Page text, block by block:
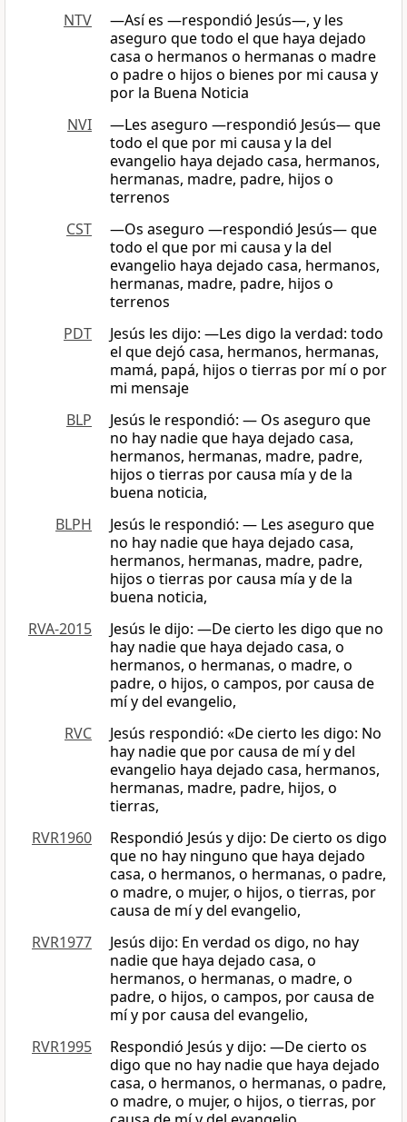
NTV
—Así es —respondió Jesús—, y les
aseguro que todo el que haya dejado
casa o hermanos o hermanas o madre
o padre o hijos o bienes por mi causa y
por la Buena Noticia
NVI
—Les aseguro —respondió Jesús— que
todo el que por mi causa y la del
evangelio haya dejado casa, hermanos,
hermanas, madre, padre, hijos o
terrenos
CST
―Os aseguro —respondió Jesús— que
todo el que por mi causa y la del
evangelio haya dejado casa, hermanos,
hermanas, madre, padre, hijos o
terrenos
PDT
Jesús les dijo: —Les digo la verdad: todo
el que dejó casa, hermanos, hermanas,
mamá, papá, hijos o tierras por mí o por
mi mensaje
BLP
Jesús le respondió: — Os aseguro que
no hay nadie que haya dejado casa,
hermanos, hermanas, madre, padre,
hijos o tierras por causa mía y de la
buena noticia,
BLPH
Jesús le respondió: — Les aseguro que
no hay nadie que haya dejado casa,
hermanos, hermanas, madre, padre,
hijos o tierras por causa mía y de la
buena noticia,
RVA-2015
Jesús le dijo: —De cierto les digo que no
hay nadie que haya dejado casa, o
hermanos, o hermanas, o madre, o
padre, o hijos, o campos, por causa de
mí y del evangelio,
RVC
Jesús respondió: «De cierto les digo: No
hay nadie que por causa de mí y del
evangelio haya dejado casa, hermanos,
hermanas, madre, padre, hijos, o
tierras,
RVR1960
Respondió Jesús y dijo: De cierto os digo
que no hay ninguno que haya dejado
casa, o hermanos, o hermanas, o padre,
o madre, o mujer, o hijos, o tierras, por
causa de mí y del evangelio,
RVR1977
Jesús dijo: En verdad os digo, no hay
nadie que haya dejado casa, o
hermanos, o hermanas, o madre, o
padre, o hijos, o campos, por causa de
mí y por causa del evangelio,
RVR1995
Respondió Jesús y dijo: —De cierto os
digo que no hay nadie que haya dejado
casa, o hermanos, o hermanas, o padre,
o madre, o mujer, o hijos, o tierras, por